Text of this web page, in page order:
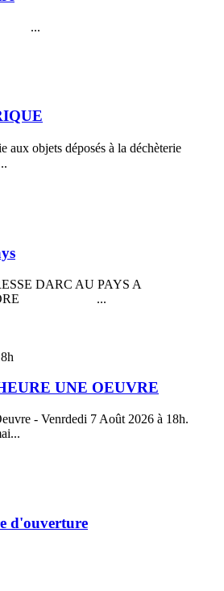
aux objets déposés à la déchèterie
DARC AU PAYS A
INDRE ...
UNE OEUVRE
- Venrdedi 7 Août 2026 à 18h.
d'ouverture